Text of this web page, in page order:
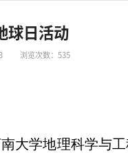
球日活动
浏览次数：535
大学地理科学与